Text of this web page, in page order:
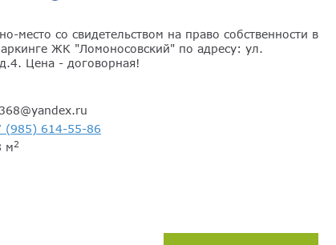
место со свидетельством на право собственности в
ЖК "Ломоносовский" по адресу: ул.
Цена - договорная!
(985) 614-55-86
м2